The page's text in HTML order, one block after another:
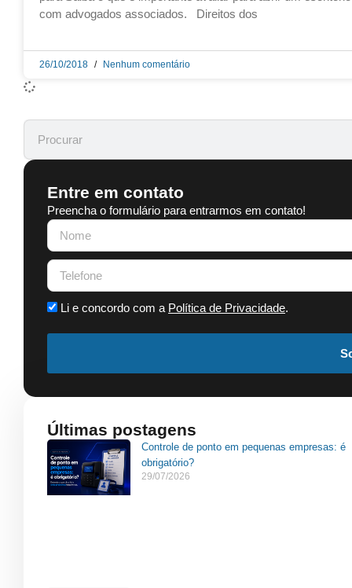
com advogados associados. Direitos dos
26/10/2018 Nenhum comentário
Entre em contato
Preencha o formulário para entrarmos em contato!
Li e concordo com a Política de Privacidade.
Últimas postagens
Controle de ponto em pequenas empresas: é
obrigatório?
29/07/2026